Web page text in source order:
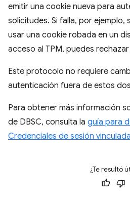
emitir una cookie nueva para
solicitudes. Si falla, por ejemplo,
usar una cookie robada en un
acceso al TPM, puedes
Este protocolo no requiere
autenticación fuera de estos
Para obtener más información
de DBSC, consulta la guía para
Credenciales de sesión
¿Te resultó